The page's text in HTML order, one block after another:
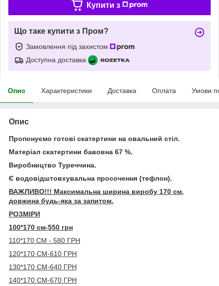
Купити з
Що таке купити з Пром?
Замовлення під захистом
Доступна доставка
Опис Характеристики Доставка Оплата Умови
Опис
Пропонуємо готові скатертини на овальний стіл.
Матеріал скатертини бавовна 67 %.
Виробництво Туреччина.
Є водовідштовхувальна просочення (тефлон).
ВАЖЛИВО!!! Максимальна ширина виробу 170 см,
довжина будь-яка за запитом.
РОЗМІРИ
100*170 см-550 грн
110*170 СМ - 580 ГРН
120*170 СМ-610 ГРН
130*170 СМ-640 ГРН
140*170 СМ-670 ГРН